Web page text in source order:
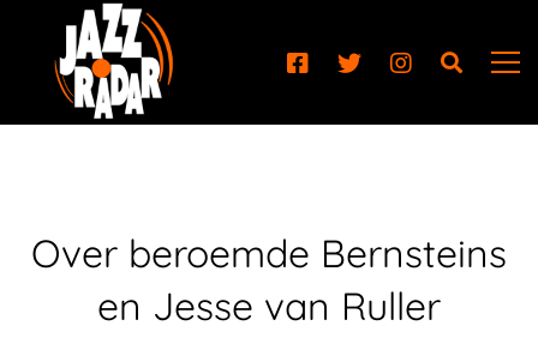
Over beroemde Bernsteins
en Jesse van Ruller